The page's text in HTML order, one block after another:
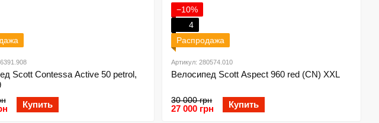
Scott Contessa Active 50 petrol,
Купить
−10%
4
Распродажа
Артикул: 280574.010
Велосипед Scott Aspect 960 red (CN) XXL
30 000 грн
27 000 грн Купить